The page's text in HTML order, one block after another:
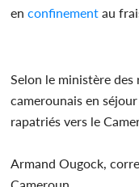
en confinement au
Selon le ministère
camerounais en
rapatriés vers le
Armand Ougock,